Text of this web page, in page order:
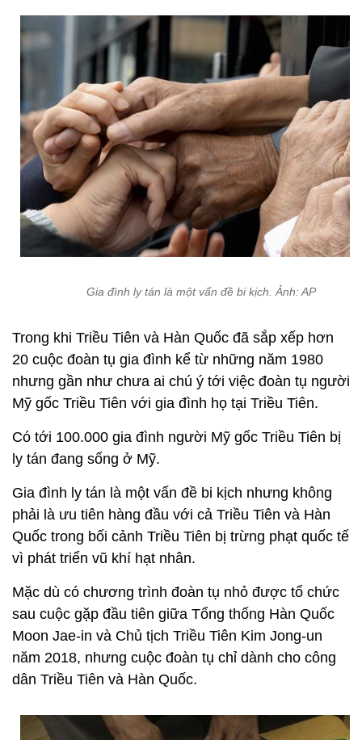
Gia đình ly tán là một vấn đề bi kịch. Ảnh: AP
Trong khi Triều Tiên và Hàn Quốc đã sắp xếp hơn
20 cuộc đoàn tụ gia đình kể từ những năm 1980
nhưng gần như chưa ai chú ý tới việc đoàn tụ người
Mỹ gốc Triều Tiên với gia đình họ tại Triều Tiên.
Có tới 100.000 gia đình người Mỹ gốc Triều Tiên bị
ly tán đang sống ở Mỹ.
Gia đình ly tán là một vấn đề bi kịch nhưng không
phải là ưu tiên hàng đầu với cả Triều Tiên và Hàn
Quốc trong bối cảnh Triều Tiên bị trừng phạt quốc tế
vì phát triển vũ khí hạt nhân.
Mặc dù có chương trình đoàn tụ nhỏ được tổ chức
sau cuộc gặp đầu tiên giữa Tổng thống Hàn Quốc
Moon Jae-in và Chủ tịch Triều Tiên Kim Jong-un
năm 2018, nhưng cuộc đoàn tụ chỉ dành cho công
dân Triều Tiên và Hàn Quốc.